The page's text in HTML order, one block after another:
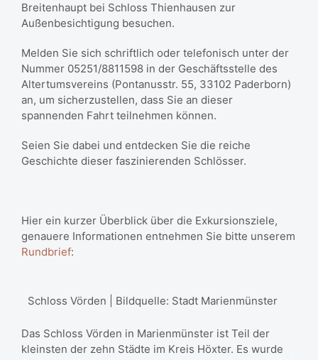
Breitenhaupt bei Schloss Thienhausen zur
Außenbesichtigung besuchen.
Melden Sie sich schriftlich oder telefonisch unter der
Nummer 05251/8811598 in der Geschäftsstelle des
Altertumsvereins (Pontanusstr. 55, 33102 Paderborn)
an, um sicherzustellen, dass Sie an dieser
spannenden Fahrt teilnehmen können.
Seien Sie dabei und entdecken Sie die reiche
Geschichte dieser faszinierenden Schlösser.
Hier ein kurzer Überblick über die Exkursionsziele,
genauere Informationen entnehmen Sie bitte unserem
Rundbrief:
Schloss Vörden | Bildquelle: Stadt Marienmünster
Das Schloss Vörden in Marienmünster ist Teil der
kleinsten der zehn Städte im Kreis Höxter. Es wurde